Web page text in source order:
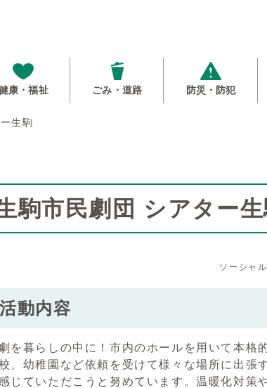
康・福祉 ごみ・道路 防災・防犯
生駒
駒市民劇団 シアター
ソーシャ
活動内容
を暮らしの中に！市内のホールを用いて本格
、幼稚園など依頼を受けて様々な場所に出張
じていただこうと努めています。温暖化対策